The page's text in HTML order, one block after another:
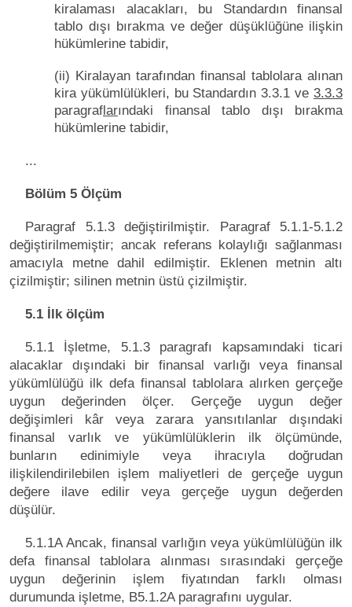
kiralaması alacakları, bu Standardın finansal
tablo dışı bırakma ve değer düşüklüğüne ilişkin
hükümlerine tabidir,
(ii) Kiralayan tarafından finansal tablolara alınan
kira yükümlülükleri, bu Standardın 3.3.1 ve 3.3.3
paragraflarındaki finansal tablo dışı bırakma
hükümlerine tabidir,
...
Bölüm 5 Ölçüm
Paragraf 5.1.3 değiştirilmiştir. Paragraf 5.1.1-5.1.2
değiştirilmemiştir; ancak referans kolaylığı sağlanması
amacıyla metne dahil edilmiştir. Eklenen metnin altı
çizilmiştir; silinen metnin üstü çizilmiştir.
5.1 İlk ölçüm
5.1.1 İşletme, 5.1.3 paragrafı kapsamındaki ticari
alacaklar dışındaki bir finansal varlığı veya finansal
yükümlülüğü ilk defa finansal tablolara alırken gerçeğe
uygun değerinden ölçer. Gerçeğe uygun değer
değişimleri kâr veya zarara yansıtılanlar dışındaki
finansal varlık ve yükümlülüklerin ilk ölçümünde,
bunların edinimiyle veya ihracıyla doğrudan
ilişkilendirilebilen işlem maliyetleri de gerçeğe uygun
değere ilave edilir veya gerçeğe uygun değerden
düşülür.
5.1.1A Ancak, finansal varlığın veya yükümlülüğün ilk
defa finansal tablolara alınması sırasındaki gerçeğe
uygun değerinin işlem fiyatından farklı olması
durumunda işletme, B5.1.2A paragrafını uygular.